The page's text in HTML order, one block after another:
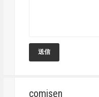
comisen